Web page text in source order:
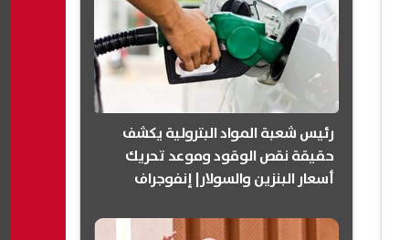
رئيس شعبة المواد البترولية يكشف
حقيقة نقص الوقود وموعد تحريك
أسعار البنزين والسولار| إنفوجراف